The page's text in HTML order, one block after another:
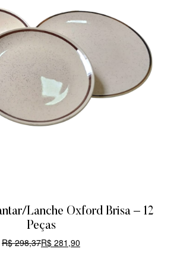
Lanche Oxford Brisa – 12
Peças
R$298,37R$ 281,90